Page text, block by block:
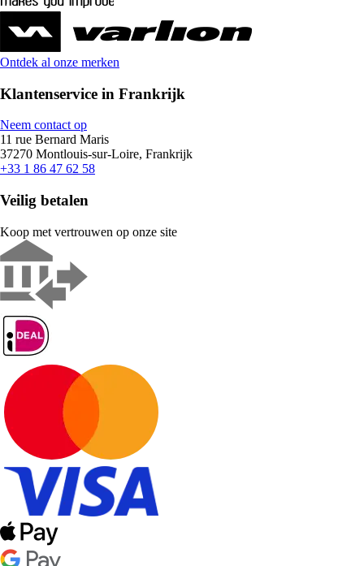
Ontdek al onze merken
Klantenservice in Frankrijk
Neem contact op
11 rue Bernard Maris
37270 Montlouis-sur-Loire, Frankrijk
+33 1 86 47 62 58
Veilig betalen
Koop met vertrouwen op onze site